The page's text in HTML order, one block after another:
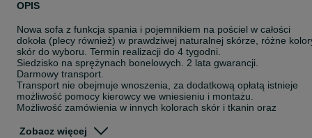
OPIS
Nowa sofa z funkcja spania i pojemnikiem na pościel w całości
dokoła (plecy również) w prawdziwej naturalnej skórze, różne
skór do wyboru. Termin realizacji do 4 tygodni.
Siedzisko na sprężynach bonelowych. 2 lata gwarancji.
Darmowy transport.
Transport nie obejmuje wnoszenia, za dodatkową opłatą istnieje
możliwość pomocy kierowcy we wniesieniu i montażu.
Możliwość zamówienia w innych kolorach skór i tkanin oraz
Zobacz więcej